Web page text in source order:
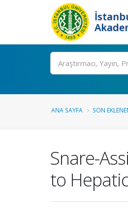
Ara
ANA SAYFA SON
Snare-
to